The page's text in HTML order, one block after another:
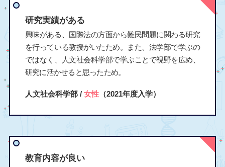
研究実績がある
興味がある、国際法の方面から難民問題に関わる研究
を行っている教授がいたため。また、法学部で学ぶの
ではなく、人文社会科学部で学ぶことで視野を広め、
研究に活かせると思ったため。
人文社会科学部 / 女性（2021年度入学）
教育内容が良い